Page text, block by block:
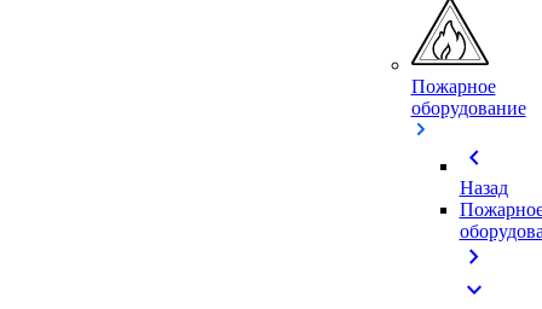
Пожарное
оборудование
chevron_left
Назад
chevron_right
expand_more